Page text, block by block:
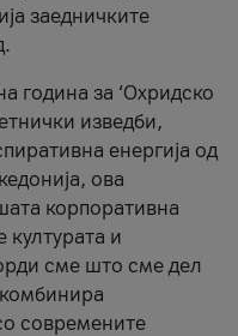
заедничките
година за ‘Охридско
изведби,
енергија од
ова
корпоративна
културата и
сме што сме дел
современите